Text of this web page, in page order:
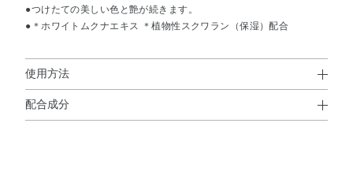
●つけたての美しい色と艶が続きます。
●＊ホワイトムクナエキス ＊植物性スクワラン（保湿）配合
使用方法
使用方法
配合成分